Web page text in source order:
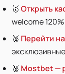
🥇 Открыть
welcome
🥈 Перейти
🥉 Mostbet —